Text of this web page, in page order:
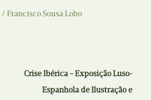
Francisco Sousa Lobo
Crise Ibérica – Exposição Luso-
Espanhola de Ilustração e